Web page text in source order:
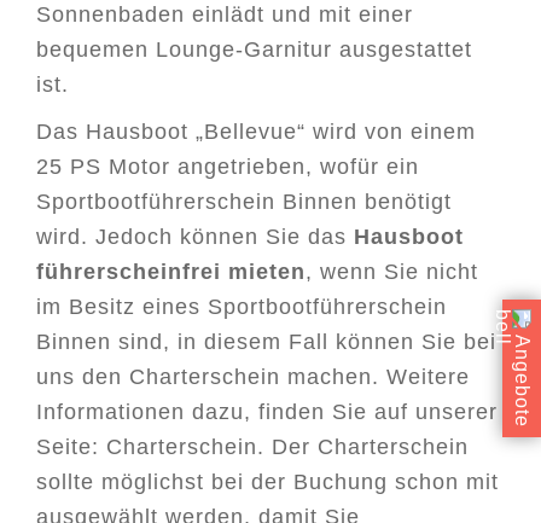
Angebote
Sonnenbaden einlädt und mit einer
bequemen Lounge-Garnitur ausgestattet
ist.
Das Hausboot „Bellevue“ wird von einem
25 PS Motor angetrieben, wofür ein
Sportbootführerschein Binnen benötigt
wird. Jedoch können Sie das Hausboot
führerscheinfrei mieten, wenn Sie nicht
im Besitz eines Sportbootführerschein
Binnen sind, in diesem Fall können Sie bei
uns den Charterschein machen. Weitere
Informationen dazu, finden Sie auf unserer
Seite: Charterschein. Der Charterschein
sollte möglichst bei der Buchung schon mit
ausgewählt werden, damit Sie